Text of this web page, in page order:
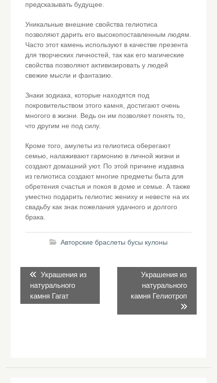
предсказывать будущее.
Уникальные внешние свойства гелиотиса
позволяют дарить его высокопоставленным людям.
Часто этот камень используют в качестве презента
для творческих личностей, так как его магические
свойства позволяют активизировать у людей
свежие мысли и фантазию.
Знаки зодиака, которые находятся под
покровительством этого камня, достигают очень
многого в жизни. Ведь он им позволяет понять то,
что другим не под силу.
Кроме того, амулеты из гелиотиса оберегают
семью, налаживают гармонию в личной жизни и
создают домашний уют. По этой причине издавна
из гелиотиса создают многие предметы быта для
обретения счастья и покоя в доме и семье. А также
уместно подарить гелиотис жениху и невесте на их
свадьбу как знак пожелания удачного и долгого
брака.
Авторские браслеты бусы кулоны
по
записям
Предыдущая
запись:
Украшения из
натурального
камня Гагат
Следующая
запись:
Украшения из
натурального
камня Гелиотроп